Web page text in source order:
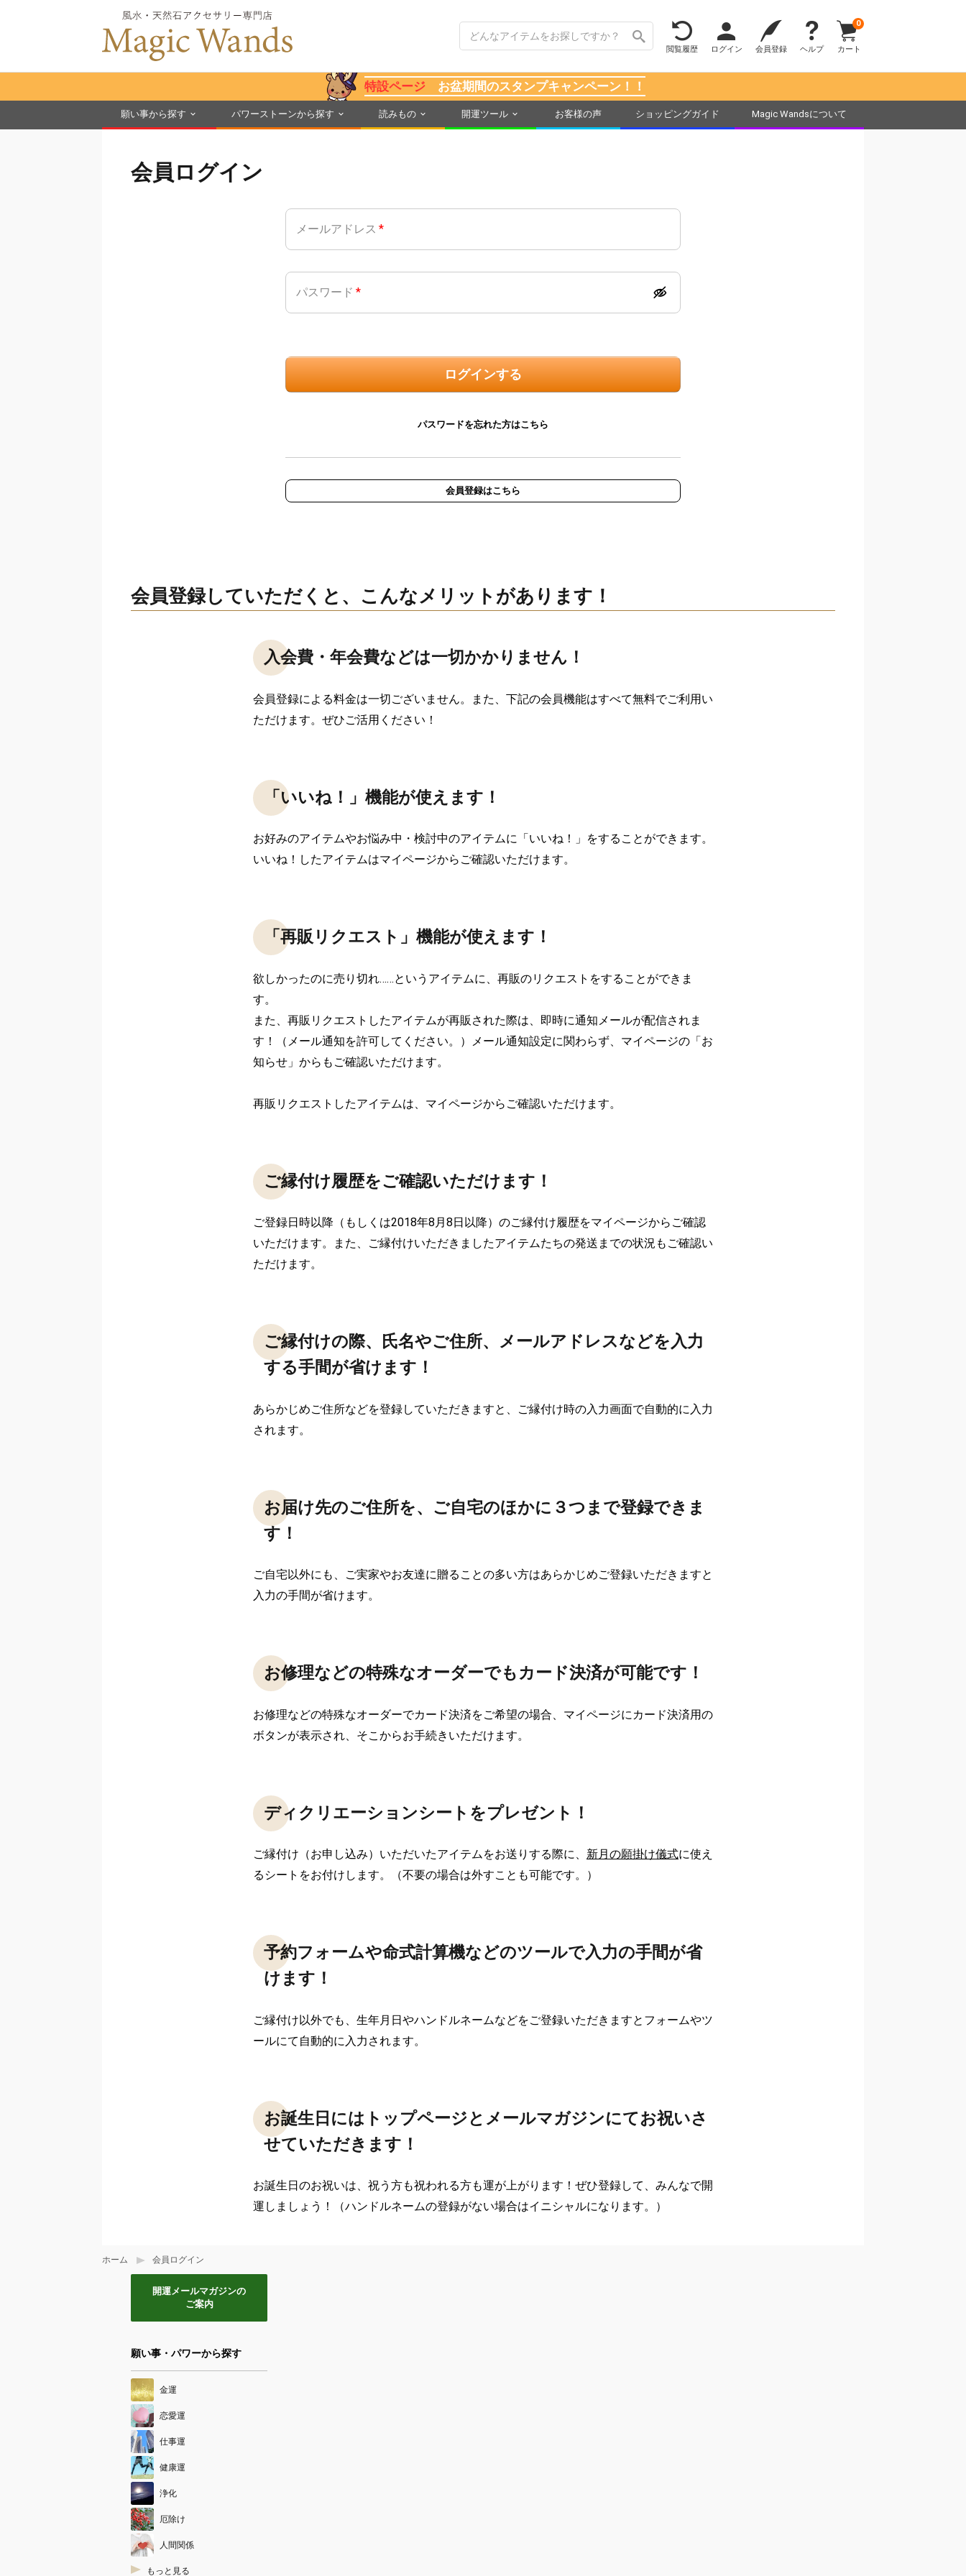
閲覧履歴 ログイン 会員登録 ヘルプ カート
0
特設ページ お盆期間のスタンプキャンペーン！！
願い事から探す パワーストーンから探す 読みもの 開運ツール お客様の声 ショッピングガイド Magic Wandsについて
ホーム 会員ログイン
会員ログイン
メールアドレス
パスワード
ログインする
パスワードを忘れた方はこちら
会員登録はこちら
会員登録していただくと、こんなメリットがあります！
入会費・年会費などは一切かかりません！
会員登録による料金は一切ございません。また、下記の会員機能はすべて無料でご利用い
ただけます。ぜひご活用ください！
「いいね！」機能が使えます！
お好みのアイテムやお悩み中・検討中のアイテムに「いいね！」をすることができます。
いいね！したアイテムはマイページからご確認いただけます。
「再販リクエスト」機能が使えます！
欲しかったのに売り切れ……というアイテムに、再販のリクエストをすることができま
す。
また、再販リクエストしたアイテムが再販された際は、即時に通知メールが配信されま
す！（メール通知を許可してください。）メール通知設定に関わらず、マイページの「お
知らせ」からもご確認いただけます。
再販リクエストしたアイテムは、マイページからご確認いただけます。
ご縁付け履歴をご確認いただけます！
ご登録日時以降（もしくは2018年8月8日以降）のご縁付け履歴をマイページからご確認
いただけます。また、ご縁付けいただきましたアイテムたちの発送までの状況もご確認い
ただけます。
ご縁付けの際、氏名やご住所、メールアドレスなどを入力
する手間が省けます！
あらかじめご住所などを登録していただきますと、ご縁付け時の入力画面で自動的に入力
されます。
お届け先のご住所を、ご自宅のほかに３つまで登録できま
す！
ご自宅以外にも、ご実家やお友達に贈ることの多い方はあらかじめご登録いただきますと
入力の手間が省けます。
お修理などの特殊なオーダーでもカード決済が可能です！
お修理などの特殊なオーダーでカード決済をご希望の場合、マイページにカード決済用の
ボタンが表示され、そこからお手続きいただけます。
ディクリエーションシートをプレゼント！
ご縁付け（お申し込み）いただいたアイテムをお送りする際に、 新月の願掛け儀式に使え
るシートをお付けします。（不要の場合は外すことも可能です。）
予約フォームや命式計算機などのツールで入力の手間が省
けます！
ご縁付け以外でも、生年月日やハンドルネームなどをご登録いただきますとフォームやツ
ールにて自動的に入力されます。
お誕生日にはトップページとメールマガジンにてお祝いさ
せていただきます！
お誕生日のお祝いは、祝う方も祝われる方も運が上がります！ぜひ登録して、みんなで開
開運メールマガジンの
ご案内
願い事・パワーから探す
金運
恋愛運
仕事運
健康運
浄化
厄除け
人間関係
もっと見る